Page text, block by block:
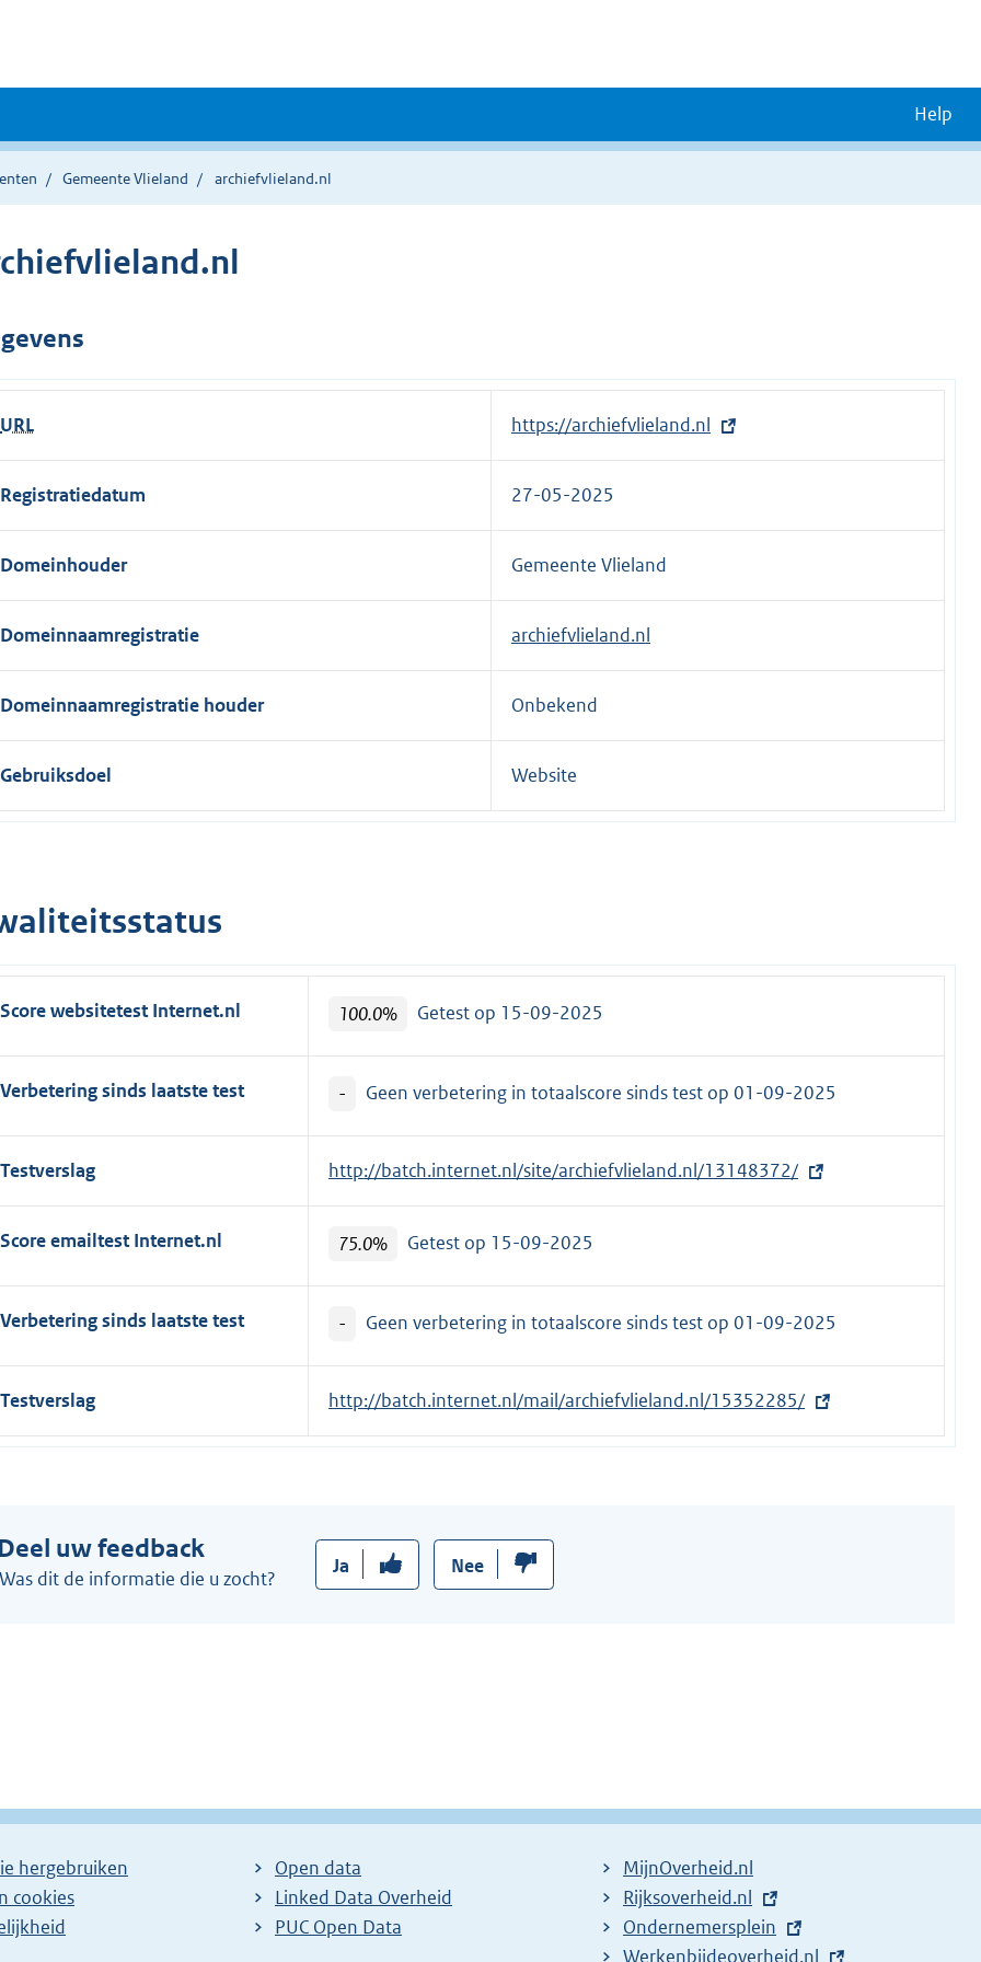
Help
Gemeente Vlieland archiefvlieland.nl
URL
E
x
t
n
e
l
https://archiefvlieland.nl
Registratiedatum 27-05-2025
Domeinhouder Gemeente Vlieland
Domeinnaamregistratie archiefvlieland.nl
Domeinnaamregistratie houder Onbekend
Gebruiksdoel Website
Score websitetest Internet.nl 100.0% Getest op 15-09-2025
Verbetering sinds laatste test - Geen verbetering in totaalscore sinds test op 01-09-2025
Testverslag
E
x
r
i
n
http://batch.internet.nl/site/archiefvlieland.nl/13148372/
Score emailtest Internet.nl 75.0% Getest op 15-09-2025
Verbetering sinds laatste test - Geen verbetering in totaalscore sinds test op 01-09-2025
Testverslag
E
x
n
e
http://batch.internet.nl/mail/archiefvlieland.nl/15352285/
uw feedback
Was dit de informatie die u zocht?
Ja Nee
hergebruiken
cookies
Open data
Linked Data Overheid
PUC Open Data
MijnOverheid.nl
E
x
t
Rijksoverheid.nl
E
x
Ondernemersplein
E
Werkenbijdeoverheid.nl